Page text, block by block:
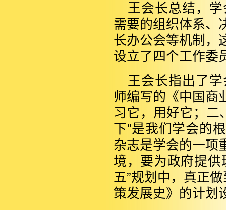
王会长总结，
需要的组织体系、
长办公会等机制，
设立了四个工作委
王会长指出了
师编写的《中国商
习它，用好它；二
下”是我们学会的
杂志是学会的一项
境，要为政府提供
五”规划中，真正
策发展史》的计划